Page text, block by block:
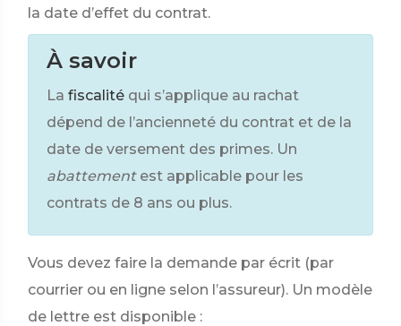
la date d’effet du contrat.
À savoir
La fiscalité qui s’applique au rachat
dépend de l’ancienneté du contrat et de la
date de versement des primes. Un
abattement est applicable pour les
contrats de 8 ans ou plus.
Vous devez faire la demande par écrit (par
courrier ou en ligne selon l’assureur). Un modèle
de lettre est disponible :